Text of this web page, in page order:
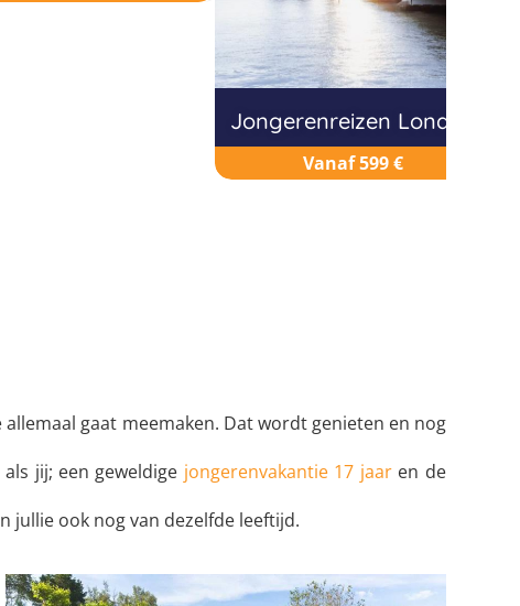
Jongerenreizen Londen
Vanaf 599 €
gaat meemaken. Dat wordt genieten en nog
jij; een geweldige jongerenvakantie 17 jaaren de
jullie ook nog van dezelfde leeftijd.